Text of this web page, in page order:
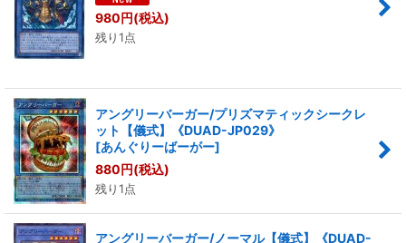
980円(税込)
残り1点
アングリーバーガー/プリズマティックシークレ
ット【儀式】《DUAD-JP029》
[あんぐりーばーがー]
880円(税込)
残り1点
アングリーバーガー/ノーマル【儀式】《DUAD-